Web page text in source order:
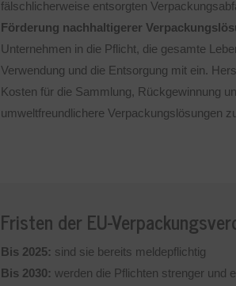
fälschlicherweise entsorgten
Förderung nachhaltigerer
Unternehmen in die Pflicht, die gesamte
Verwendung und die Entsorgung mit ein.
Kosten für die Sammlung, Rückgewinnung
umweltfreundlichere Verpackungslösungen
Fristen der EU-
Bis 2025: sind sie bereits meldepflichtig
Bis 2030: werden die Pflichten strenger und